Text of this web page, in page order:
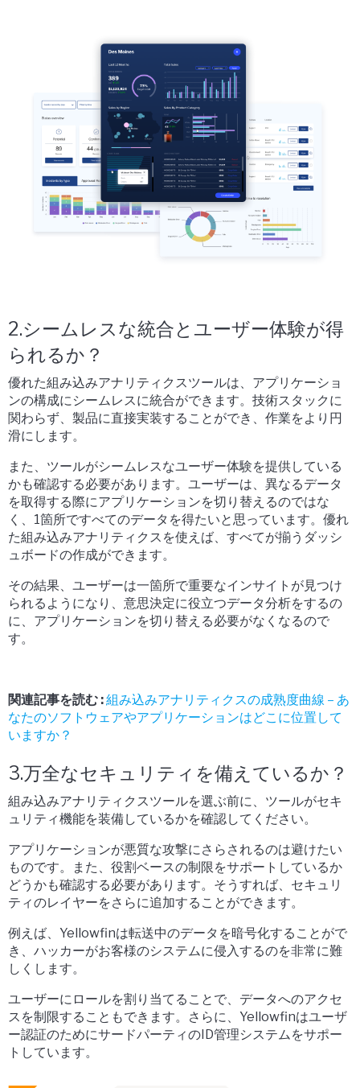
2.シームレスな統合とユーザー体験が得
られるか？
優れた組み込みアナリティクスツールは、アプリケーショ
ンの構成にシームレスに統合ができます。技術スタックに
関わらず、製品に直接実装することができ、作業をより円
滑にします。
また、ツールがシームレスなユーザー体験を提供している
かも確認する必要があります。ユーザーは、異なるデータ
を取得する際にアプリケーションを切り替えるのではな
く、1箇所ですべてのデータを得たいと思っています。優れ
た組み込みアナリティクスを使えば、すべてが揃うダッシ
ュボードの作成ができます。
その結果、ユーザーは一箇所で重要なインサイトが見つけ
られるようになり、意思決定に役立つデータ分析をするの
に、アプリケーションを切り替える必要がなくなるので
す。
関連記事を読む :組み込みアナリティクスの成熟度曲線 – あ
なたのソフトウェアやアプリケーションはどこに位置して
いますか？
3.万全なセキュリティを備えているか？
組み込みアナリティクスツールを選ぶ前に、ツールがセキ
ュリティ機能を装備しているかを確認してください。
アプリケーションが悪質な攻撃にさらされるのは避けたい
ものです。また、役割ベースの制限をサポートしているか
どうかも確認する必要があります。そうすれば、セキュリ
ティのレイヤーをさらに追加することができます。
例えば、Yellowfinは転送中のデータを暗号化することがで
き、ハッカーがお客様のシステムに侵入するのを非常に難
しくします。
ユーザーにロールを割り当てることで、データへのアクセ
スを制限することもできます。さらに、Yellowfinはユーザ
ー認証のためにサードパーティのID管理システムをサポー
トしています。